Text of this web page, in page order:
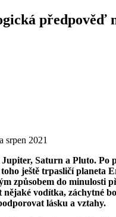
předpověď
Saturn a Pluto. Po
ještě trpasličí planeta
způsobem do minulosti
vodítka, záchytné
lásku a vztahy.